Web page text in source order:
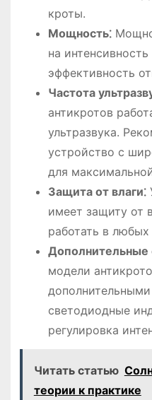
кроты.
Мощность⁚
на
эффективность
Частота
антикротов
ультразвука.
устройство с
для
Защита от влаги⁚
имеет защиту от
работать в
Дополнительные
модели
светодиодные
регулировка
Читать статью
теории к практике